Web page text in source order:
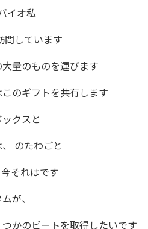
イオ私
問しています
量のものを運びます
のギフトを共有します
クスと
のたわごと
それはです
が、
かのビートを取得したいです